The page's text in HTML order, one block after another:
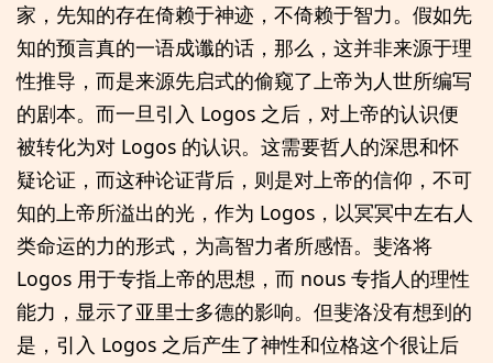
家，先知的存在倚赖于神迹，不倚赖于智力。假如先
知的预言真的一语成谶的话，那么，这并非来源于理
性推导，而是来源先启式的偷窥了上帝为人世所编写
的剧本。而一旦引入 Logos 之后，对上帝的认识便
被转化为对 Logos 的认识。这需要哲人的深思和怀
疑论证，而这种论证背后，则是对上帝的信仰，不可
知的上帝所溢出的光，作为 Logos，以冥冥中左右人
类命运的力的形式，为高智力者所感悟。斐洛将
Logos 用于专指上帝的思想，而 nous 专指人的理性
能力，显示了亚里士多德的影响。但斐洛没有想到的
是，引入 Logos 之后产生了神性和位格这个很让后